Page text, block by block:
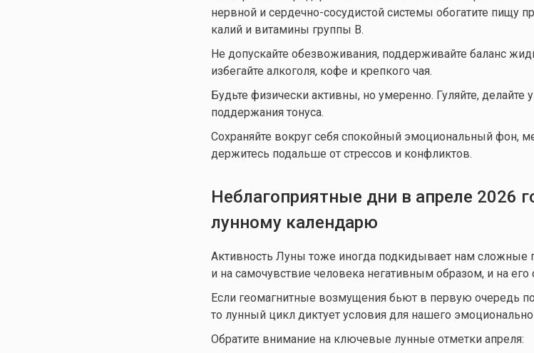
нервной и сердечно-сосудистой системы обогатите пищу
калий и витамины группы В.
Не допускайте обезвоживания, поддерживайте баланс
избегайте алкоголя, кофе и крепкого чая.
Будьте физически активны, но умеренно. Гуляйте, делайте
поддержания тонуса.
Сохраняйте вокруг себя спокойный эмоциональный фон,
держитесь подальше от стрессов и конфликтов.
Неблагоприятные дни в апреле 2026
лунному календарю
Активность Луны тоже иногда подкидывает нам сложные
и на самочувствие человека негативным образом, и на
Если геомагнитные возмущения бьют в первую очередь
то лунный цикл диктует условия для нашего
Обратите внимание на ключевые лунные отметки апреля: